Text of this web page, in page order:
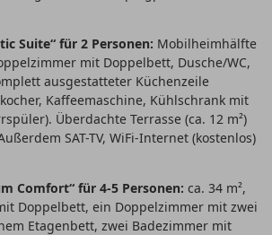
Suite“ für 2 Personen: Mobilheimhälfte
mit Doppelbett, Dusche/WC,
ausgestatteter Küchenzeile
Kaffeemaschine, Kühlschrank mit
Überdachte Terrasse (ca. 12 m²)
SAT-TV, WiFi-Internet (kostenlos)
Comfort“ für 4-5 Personen: ca. 34 m²,
Doppelbett, ein Doppelzimmer mit zwei
Etagenbett, zwei Badezimmer mit